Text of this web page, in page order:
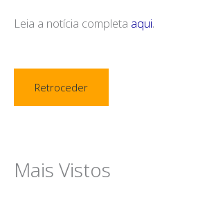
Leia a notícia completa aqui.
Retroceder
Mais Vistos